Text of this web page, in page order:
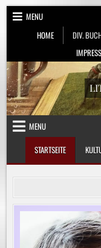
Skip
MENU
HOME
DIV.
MENU
STARTSEITE